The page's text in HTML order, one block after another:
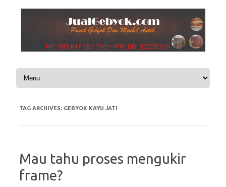
Skip to content
TAG ARCHIVES: GEBYOK KAYU JATI
Mau tahu proses mengukir
frame?